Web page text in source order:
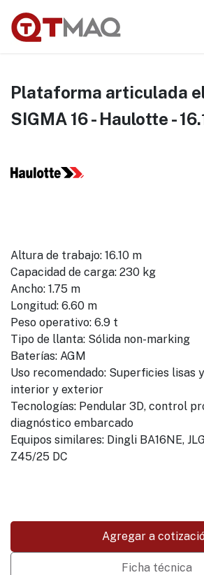
Plataforma articulada
SIGMA 16 - Haulotte -
Altura de trabajo: 16.10 m
Capacidad de carga: 230 kg
Ancho: 1.75 m
Longitud: 6.60 m
Peso operativo: 6.9 t
Tipo de llanta: Sólida non-marking
Baterías: AGM
Uso recomendado: Superficies lisas
interior y exterior
Tecnologías: Pendular 3D, control
diagnóstico embarcado
Equipos similares: Dingli BA16NE,
Z45/25 DC
Agregar a
Ficha técnica